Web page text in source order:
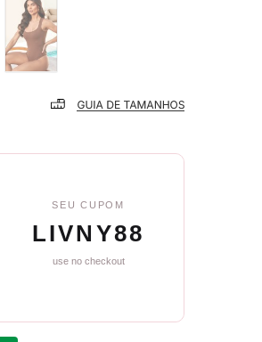
SEU CUPOM
LIVNY88
use no checkout